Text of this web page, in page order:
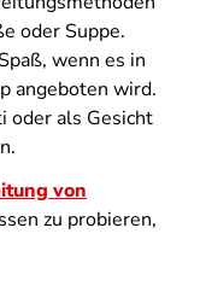
oder Suppe.
wenn es in
angeboten wird.
oder als Gesicht
von
zu probieren,